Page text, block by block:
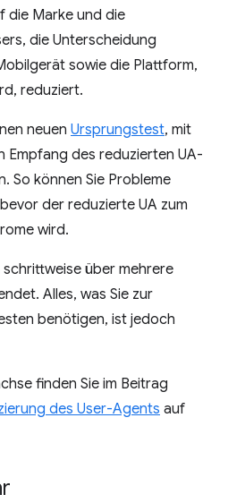
die Marke und die
die Unterscheidung
sowie die Plattform,
reduziert.
neuen Ursprungstest, mit
Empfang des reduzierten UA-
So können Sie Probleme
der reduzierte UA zum
wird.
über mehrere
Alles, was Sie zur
benötigen, ist jedoch
finden Sie im Beitrag
des User-Agents auf